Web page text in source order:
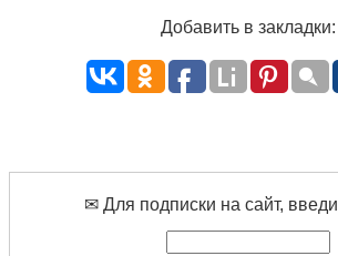
Добавить в закладки:
✉ Для подписки на сайт,